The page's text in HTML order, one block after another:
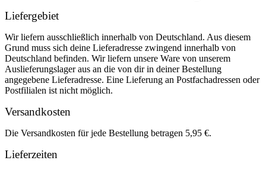
Liefergebiet
Wir liefern ausschließlich innerhalb von Deutschland. Aus diesem
Grund muss sich deine Lieferadresse zwingend innerhalb von
Deutschland befinden. Wir liefern unsere Ware von unserem
Auslieferungslager aus an die von dir in deiner Bestellung
angegebene Lieferadresse. Eine Lieferung an Postfachadressen oder
Postfilialen ist nicht möglich.
Versandkosten
Die Versandkosten für jede Bestellung betragen 5,95 €.
Lieferzeiten